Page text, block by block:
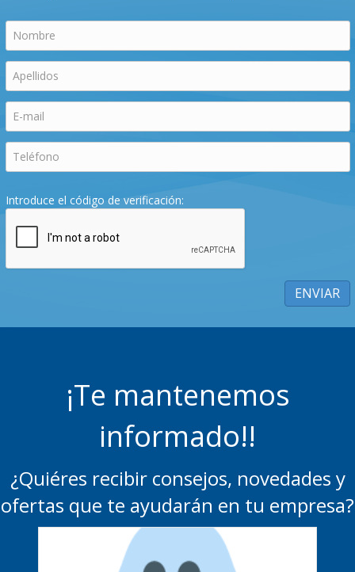
Introduce el código de verificación:
¡Te mantenemos
informado!!
¿Quiéres recibir consejos, novedades y
ofertas que te ayudarán en tu empresa?